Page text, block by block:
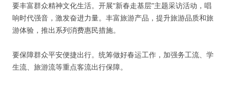
要丰富群众精神文化生活。开展“新春走基层”主题采访活动，唱
响时代强音，激发奋进力量。丰富旅游产品，提升旅游品质和旅
游体验，推出系列消费惠民措施。
要保障群众平安便捷出行。统筹做好春运工作，加强务工流、学
生流、旅游流等重点客流出行保障。